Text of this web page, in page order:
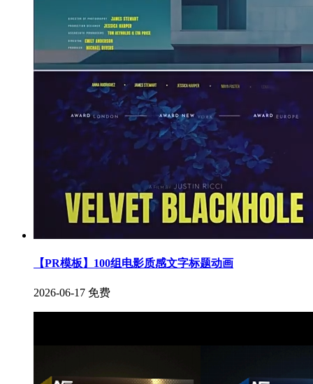
【PR模板】100组电影质感文字标题动画
2026-06-17 免费